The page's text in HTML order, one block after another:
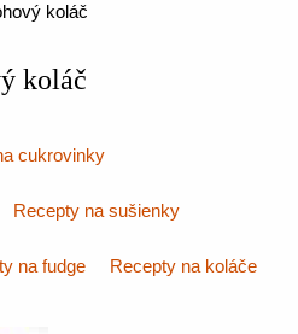
koláč
koláč
cukrovinky
Recepty na sušienky
na fudge Recepty na koláče